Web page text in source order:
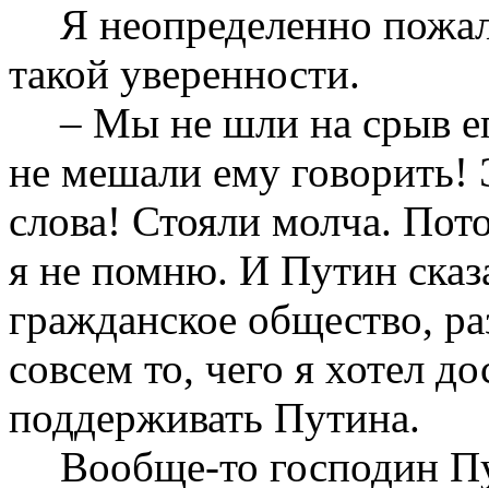
Я неопределенно
такой уверенности.
– Мы не шли на срыв
не мешали ему говорить!
слова! Стояли молча.
я не помню. И Путин
гражданское общество,
совсем то, чего я хотел
поддерживать Путина.
Вообще-то господин